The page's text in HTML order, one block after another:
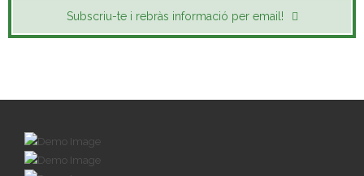
Subscriu-te i rebràs informació per email!